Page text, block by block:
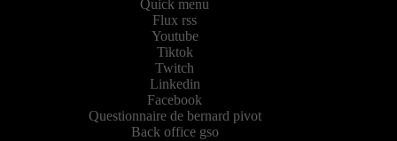
Quick menu
Flux rss
Youtube
Tiktok
Twitch
Linkedin
Facebook
Questionnaire de bernard pivot
Back office gso